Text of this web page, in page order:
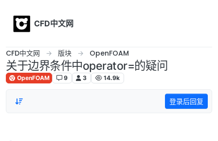
CFD中文网
CFD中文网 版块 OpenFOAM
关于边界条件中operator=的疑问
OpenFOAM 9 3 14.9k
登录后回复